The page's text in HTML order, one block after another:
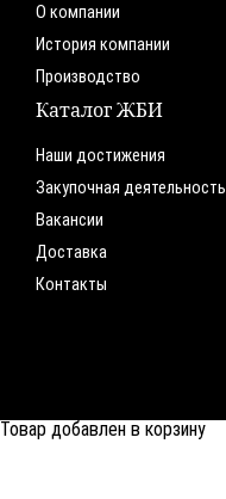
О компании
История компании
Производство
Каталог ЖБИ
Наши достижения
Закупочная деятельность
Вакансии
Доставка
Контакты
Товар добавлен в корзину